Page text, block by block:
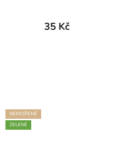
35 Kč
NEMOŘENÉ
ZELENÉ